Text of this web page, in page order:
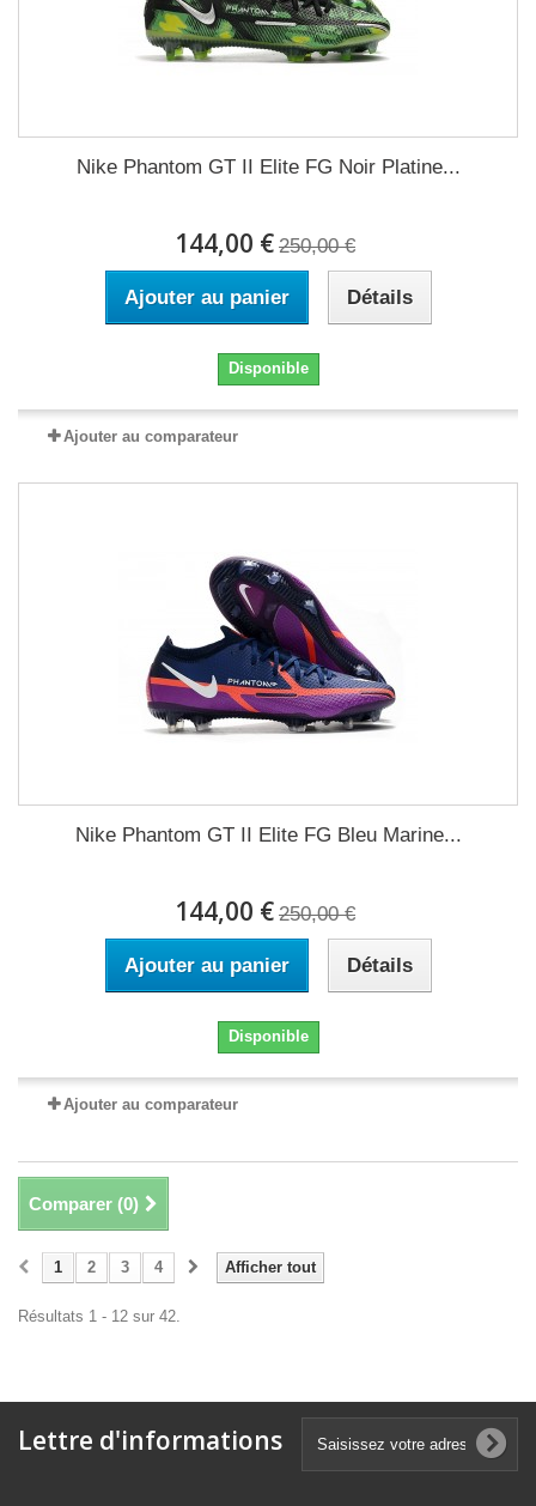
Nike Phantom GT II Elite FG Noir Platine...
144,00 € 250,00 €
Ajouter au panier Détails
Disponible
Ajouter au comparateur
Nike Phantom GT II Elite FG Bleu Marine...
144,00 € 250,00 €
Ajouter au panier Détails
Disponible
Ajouter au comparateur
Comparer (0)
Afficher tout
1 2 3 4
Résultats 1 - 12 sur 42.
Lettre d'informations